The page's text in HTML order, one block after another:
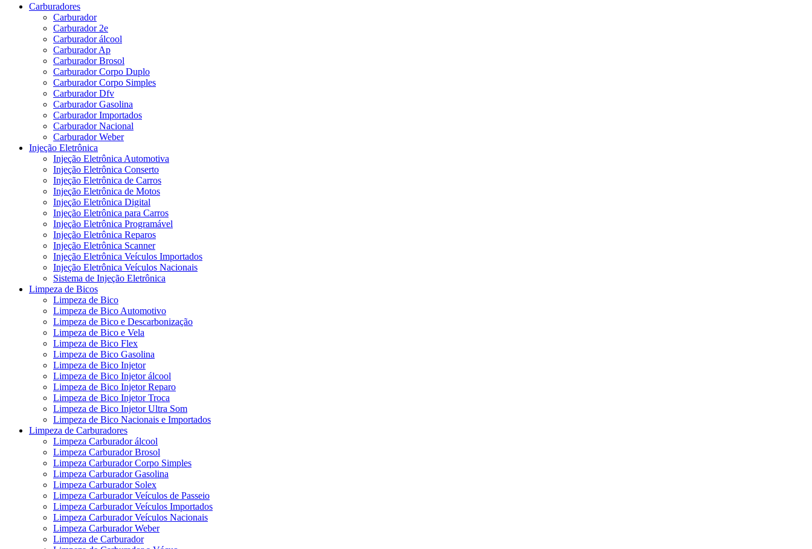
Carburadores
Carburador
Carburador 2e
Carburador álcool
Carburador Ap
Carburador Brosol
Carburador Corpo Duplo
Carburador Corpo Simples
Carburador Dfv
Carburador Gasolina
Carburador Importados
Carburador Nacional
Carburador Weber
Injeção Eletrônica
Injeção Eletrônica Automotiva
Injeção Eletrônica Conserto
Injeção Eletrônica de Carros
Injeção Eletrônica de Motos
Injeção Eletrônica Digital
Injeção Eletrônica para Carros
Injeção Eletrônica Programável
Injeção Eletrônica Reparos
Injeção Eletrônica Scanner
Injeção Eletrônica Veículos Importados
Injeção Eletrônica Veículos Nacionais
Sistema de Injeção Eletrônica
Limpeza de Bicos
Limpeza de Bico
Limpeza de Bico Automotivo
Limpeza de Bico e Descarbonização
Limpeza de Bico e Vela
Limpeza de Bico Flex
Limpeza de Bico Gasolina
Limpeza de Bico Injetor
Limpeza de Bico Injetor álcool
Limpeza de Bico Injetor Reparo
Limpeza de Bico Injetor Troca
Limpeza de Bico Injetor Ultra Som
Limpeza de Bico Nacionais e Importados
Limpeza de Carburadores
Limpeza Carburador álcool
Limpeza Carburador Brosol
Limpeza Carburador Corpo Simples
Limpeza Carburador Gasolina
Limpeza Carburador Solex
Limpeza Carburador Veículos de Passeio
Limpeza Carburador Veículos Importados
Limpeza Carburador Veículos Nacionais
Limpeza Carburador Weber
Limpeza de Carburador